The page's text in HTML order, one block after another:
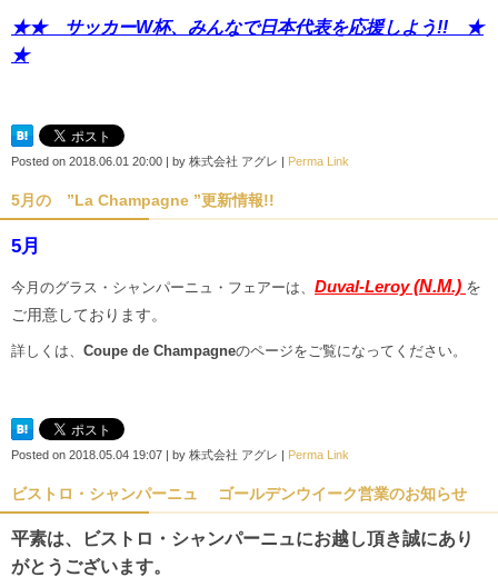
★★ サッカーW杯、みんなで日本代表を応援しよう!! ★
★
Posted on 2018.06.01 20:00 | by 株式会社 アグレ | Perma Link
5月の ”La Champagne ”更新情報!!
5月
今月のグラス・シャンパーニュ・フェアーは、 Duval-Leroy(N.M.) を
ご用意しております。
詳しくは、 Coupe de Champagneのページをご覧になってください。
Posted on 2018.05.04 19:07 | by 株式会社 アグレ | Perma Link
ビストロ・シャンパーニュ ゴールデンウイーク営業のお知らせ
平素は、ビストロ・シャンパーニュにお越し頂き誠にあり
がとうございます。